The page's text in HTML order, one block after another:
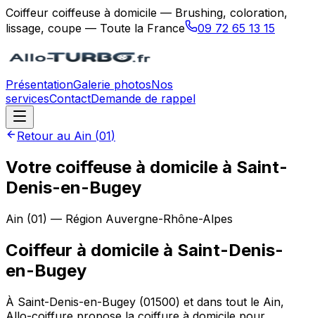
Coiffeur coiffeuse à domicile — Brushing, coloration,
lissage, coupe — Toute la France
09 72 65 13 15
PrésentationGalerie photosNos
servicesContactDemande de rappel
Retour au Ain (01)
Votre coiffeuse à domicile à Saint-
Denis-en-Bugey
Ain (01) — Région Auvergne-Rhône-Alpes
Coiffeur à domicile à Saint-Denis-
en-Bugey
À Saint-Denis-en-Bugey (01500) et dans tout le Ain,